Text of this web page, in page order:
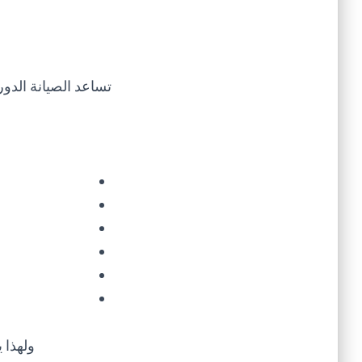
تساعد الصيانة